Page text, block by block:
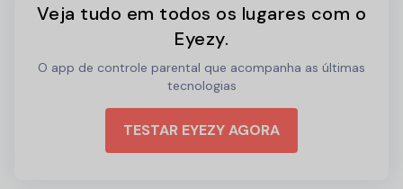
Veja tudo em todos os lugares com o
Eyezy.
O app de controle parental que acompanha as últimas
tecnologias
TESTAR EYEZY AGORA